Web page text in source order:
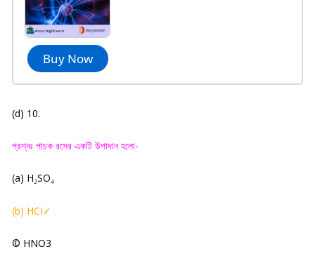
Buy Now
(d) 10.
প্রশ্নঃ পাচক রসের একটি উপাদান হলো-
(a) H₂SO ₄
(b) HCI✓
© HNO3